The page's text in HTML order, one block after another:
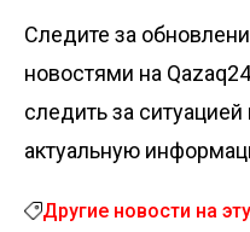
Следите за
новостями на
следить за
актуальную
Другие новости на